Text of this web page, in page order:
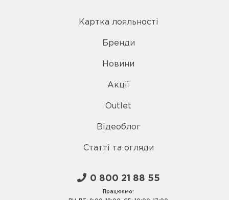
Картка лояльності
Бренди
Новини
Акції
Outlet
Відеоблог
Статті та огляди
0 800 21 88 55
Працюємо: